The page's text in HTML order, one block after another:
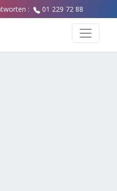
: 01 229 72 88